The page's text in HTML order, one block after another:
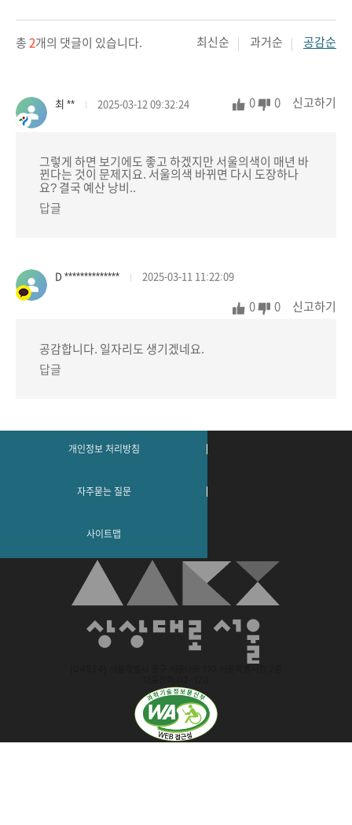
총 2개의 댓글이 있습니다. 최신순 과거순 공감순
최 ** 2025-03-12 09:32:24 0 0 신고하기
그렇게 하면 보기에도 좋고 하겠지만 서울의색이 매년 바
뀐다는 것이 문제지요. 서울의색 바뀌면 다시 도장하나
요? 결국 예산 낭비..
답글
D ************** 2025-03-11 11:22:09
0 0 신고하기
공감합니다. 일자리도 생기겠네요.
답글
개인정보 처리방침
자주묻는 질문
사이트맵